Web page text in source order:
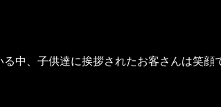
中、子供達に挨拶されたお客さんは笑顔